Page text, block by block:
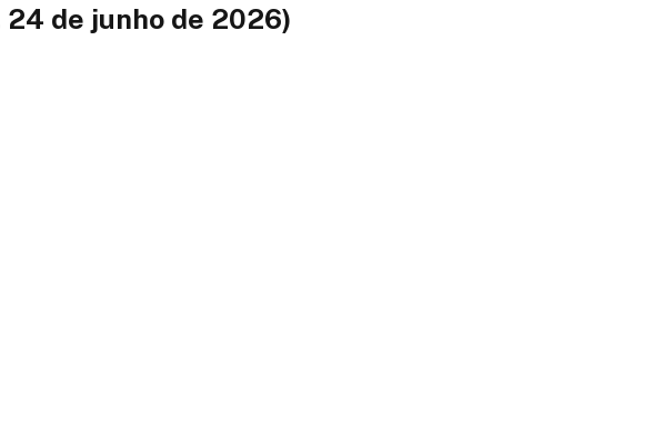
de junho de 2026)